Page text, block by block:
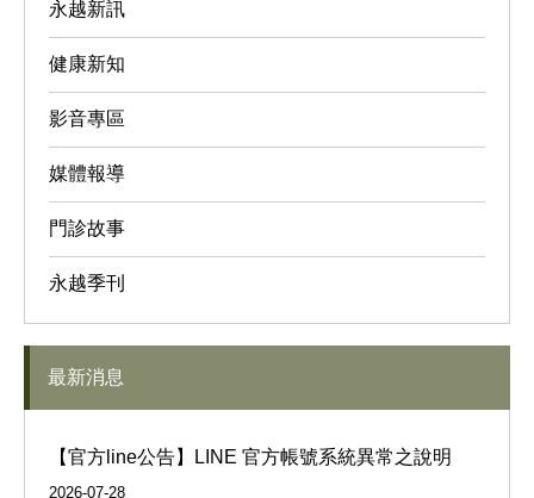
永越新訊
健康新知
影音專區
媒體報導
門診故事
永越季刊
最新消息
【官方line公告】LINE 官方帳號系統異常之說明
2026-07-28